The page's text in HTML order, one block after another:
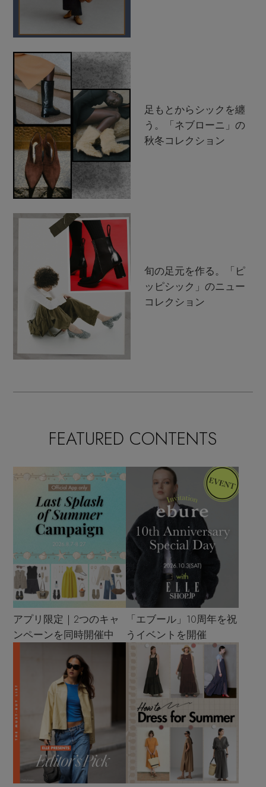
足もとからシックを纏
う。「ネブローニ」の
秋冬コレクション
旬の足元を作る。「ピ
ッピシック」のニュー
コレクション
FEATURED CONTENTS
アプリ限定｜2つのキャ
ンペーンを同時開催中
「エブール」10周年を祝
うイベントを開催